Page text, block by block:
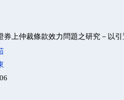
券上仲裁條款效力問題之研究－以